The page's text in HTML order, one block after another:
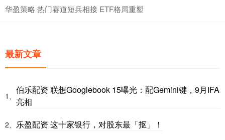
华盈策略 热门赛道短兵相接 ETF格局重塑
最新文章
1、
伯乐配资 联想Googlebook 15曝光：配Gemini键，9月IFA
亮相
2、 乐盈配资 这十家银行，对股东最「抠」！